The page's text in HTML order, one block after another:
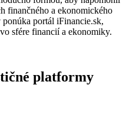
finančného a ekonomického
portál iFinancie.sk,
sfére financií a ekonomiky.
platformy